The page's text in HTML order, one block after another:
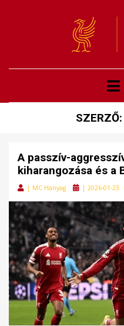
VÖRÖS
SZERZŐ:
A passzív-
kiharangozása és a
| MC Hanyag
Posted
| 2026-01-23